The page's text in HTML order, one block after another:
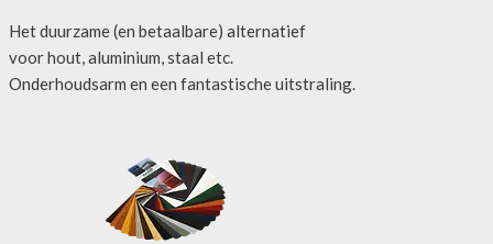
Het duurzame (en betaalbare) alternatief
voor hout, aluminium, staal etc.
Onderhoudsarm en een fantastische uitstraling.